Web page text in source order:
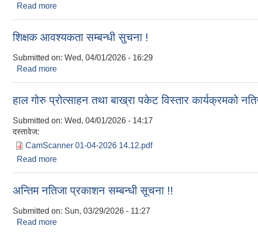
Read more
शिक्षक आवश्यकता सम्बन्धी सुचना !
Submitted on: Wed, 04/01/2026 - 16:29
Read more
हाल गोरु प्रोत्साहन तथा बाख्रा पकेट विस्तार कार्यक्रमको
Submitted on: Wed, 04/01/2026 - 14:17
दस्तावेज:
CamScanner 01-04-2026 14.12.pdf
Read more
अन्तिम नतिजा प्रकाशन सम्बन्धी सूचना !!
Submitted on: Sun, 03/29/2026 - 11:27
Read more